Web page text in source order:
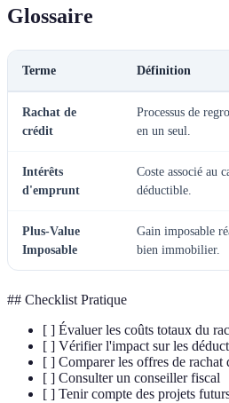
Glossaire
Terme Définition
Rachat de
crédit
Processus de
en un seul.
Intérêts
d'emprunt
Coste associé au
déductible.
Plus-Value
Imposable
Gain imposable
bien immobilier.
## Checklist Pratique
[ ] Évaluer les coûts totaux du
[ ] Vérifier l'impact sur les
[ ] Comparer les offres de rachat
[ ] Consulter un conseiller fiscal
[ ] Tenir compte des projets